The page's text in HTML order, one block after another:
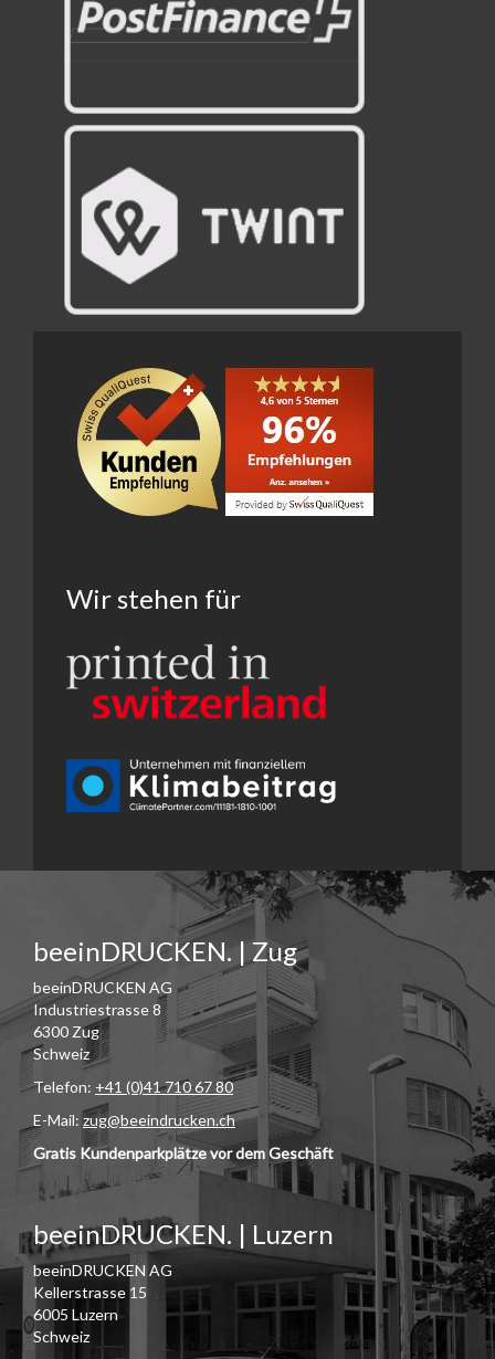
Wir stehen für
beeinDRUCKEN. | Zug
beeinDRUCKEN AG
Industriestrasse 8
6300 Zug
Schweiz
Telefon: +41 (0)41 710 67 80
E-Mail: zug@beeindrucken.ch
Gratis Kundenparkplätze vor dem Geschäft
beeinDRUCKEN. | Luzern
beeinDRUCKEN AG
Kellerstrasse 15
6005 Luzern
Schweiz